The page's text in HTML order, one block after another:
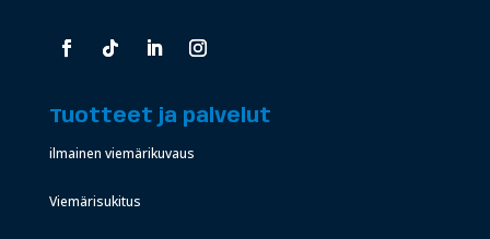
Tuotteet ja palvelut
ilmainen viemärikuvaus
Viemärisukitus